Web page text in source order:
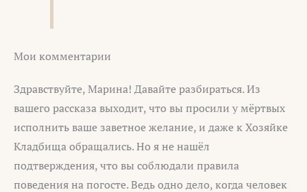
Мои комментарии
Здравствуйте, Марина! Давайте разбираться. Из
вашего рассказа выходит, что вы просили у мёртвых
исполнить ваше заветное желание, и даже к Хозяйке
Кладбища обращались. Но я не нашёл
подтверждения, что вы соблюдали правила
поведения на погосте. Ведь одно дело, когда человек